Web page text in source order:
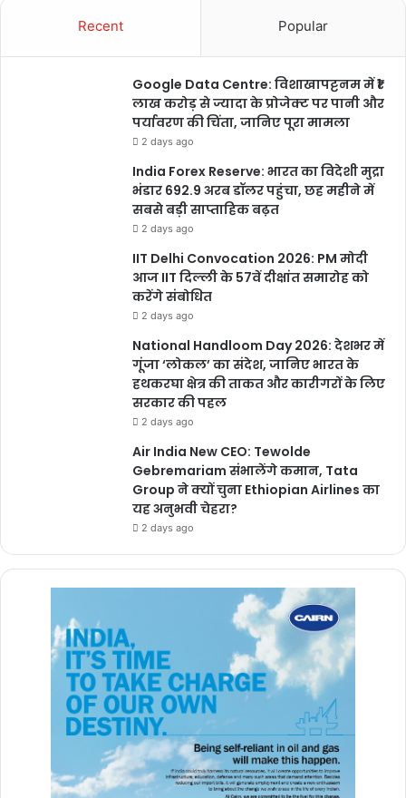
Vanshika Pandey
chhattisgarh
Recent Popular
Google Data Centre: विशाखापट्टनम में ₹1
लाख करोड़ से ज्यादा के प्रोजेक्ट पर पानी और
पर्यावरण की चिंता, जानिए पूरा मामला
2 days ago
India Forex Reserve: भारत का विदेशी मुद्रा
भंडार 692.9 अरब डॉलर पहुंचा, छह महीने में
सबसे बड़ी साप्ताहिक बढ़त
2 days ago
IIT Delhi Convocation 2026: PM मोदी
आज IIT दिल्ली के 57वें दीक्षांत समारोह को
करेंगे संबोधित
2 days ago
National Handloom Day 2026: देशभर में
गूंजा ‘लोकल’ का संदेश, जानिए भारत के
हथकरघा क्षेत्र की ताकत और कारीगरों के लिए
सरकार की पहल
2 days ago
Air India New CEO: Tewolde
Gebremariam संभालेंगे कमान, Tata
Group ने क्यों चुना Ethiopian Airlines का
यह अनुभवी चेहरा?
2 days ago